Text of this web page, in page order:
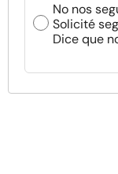
No nos
Solicité
Dice que